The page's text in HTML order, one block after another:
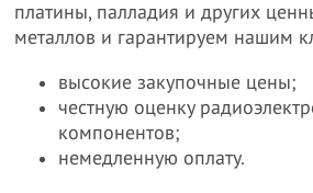
платины, палладия и других
металлов и гарантируем нашим
высокие закупочные цены;
честную оценку
компонентов;
немедленную оплату.